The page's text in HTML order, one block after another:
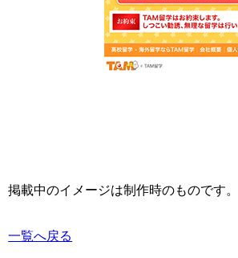
掲載中のイメージは制作時のものです。
一覧へ戻る